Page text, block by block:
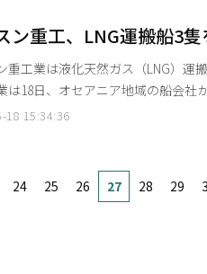
動やコスト負担に直接向き合って
支援すると明らかに
ン重工、LNG運搬船3
重工業は液化天然ガス（LNG）運
は18日、オセアニア地域の船会社
スン重工業は今月に入ってLNG浮体式貯蔵・再気化設備
18 15:34:36
24 25 26 27 28 29